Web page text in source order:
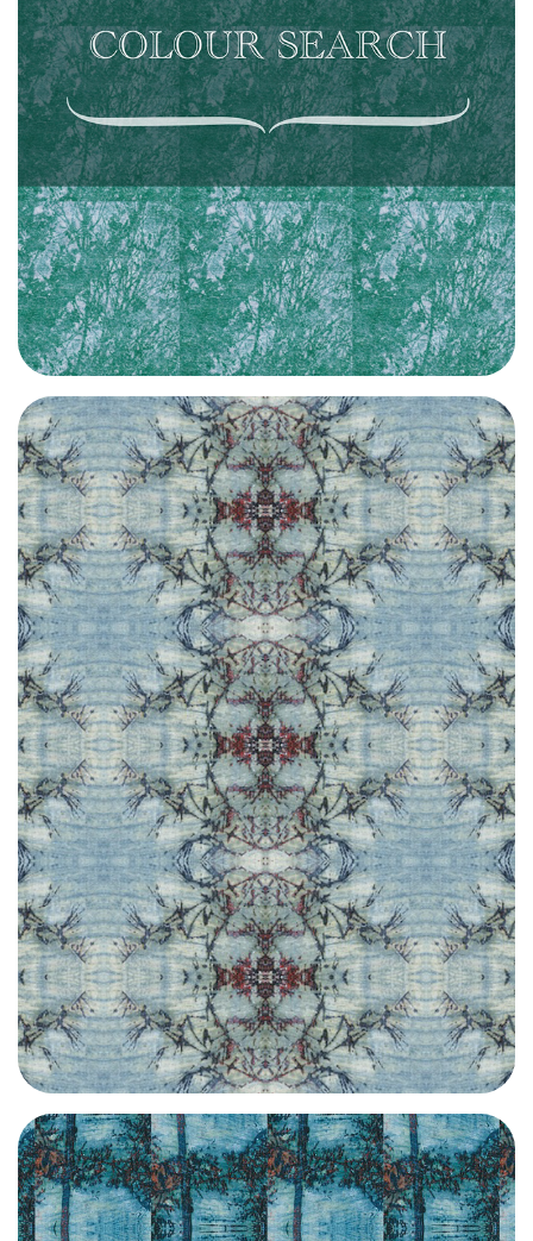
• •  CLIQUEZ ICI / CLIC HERE  • •
CLIQUEZ ICI / CLIC HERE | GL008-1